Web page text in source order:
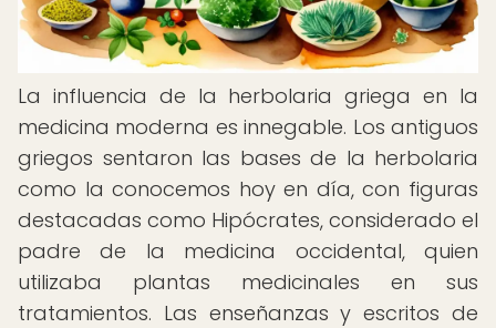
La influencia de la herbolaria griega en la
medicina moderna es innegable. Los antiguos
griegos sentaron las bases de la herbolaria
como la conocemos hoy en día, con figuras
destacadas como Hipócrates, considerado el
padre de la medicina occidental, quien
utilizaba plantas medicinales en sus
tratamientos. Las enseñanzas y escritos de